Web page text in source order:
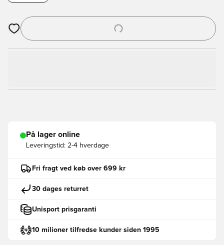
Åbner en Modal til at logge ind eller tilmelde dig som medlem
På lager online
Leveringstid: 2-4 hverdage
Fri fragt ved køb over 699 kr
30 dages returret
Unisport prisgaranti
10 milioner tilfredse kunder siden 1995